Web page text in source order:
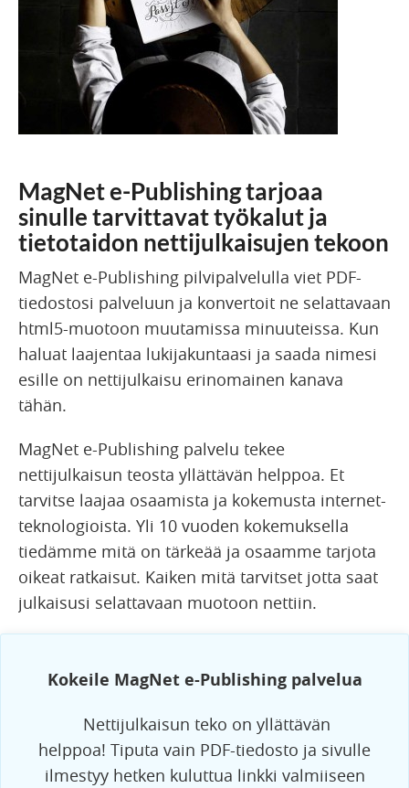
MagNet e-Publishing tarjoaa
sinulle tarvittavat työkalut ja
tietotaidon nettijulkaisujen tekoon
MagNet e-Publishing pilvipalvelulla viet PDF-
tiedostosi palveluun ja konvertoit ne selattavaan
html5-muotoon muutamissa minuuteissa. Kun
haluat laajentaa lukijakuntaasi ja saada nimesi
esille on nettijulkaisu erinomainen kanava
tähän.
MagNet e-Publishing palvelu tekee
nettijulkaisun teosta yllättävän helppoa. Et
tarvitse laajaa osaamista ja kokemusta internet-
teknologioista. Yli 10 vuoden kokemuksella
tiedämme mitä on tärkeää ja osaamme tarjota
oikeat ratkaisut. Kaiken mitä tarvitset jotta saat
julkaisusi selattavaan muotoon nettiin.
Kokeile MagNet e-Publishing palvelua
Nettijulkaisun teko on yllättävän
helppoa! Tiputa vain PDF-tiedosto ja sivulle
ilmestyy hetken kuluttua linkki valmiiseen